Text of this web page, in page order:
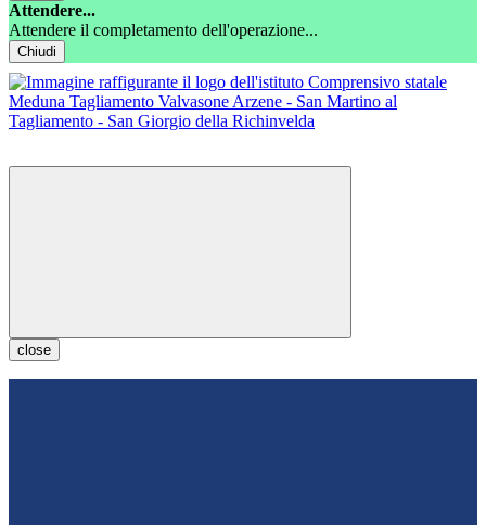
Attendere...
Attendere il completamento dell'operazione...
Chiudi
close